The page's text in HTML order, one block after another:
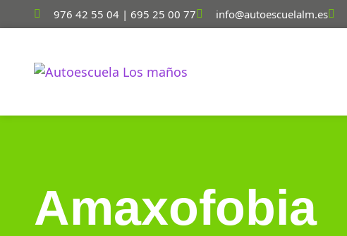
976 42 55 04 | 695 25 00 77 info@autoescuelalm.es
Amaxofobia